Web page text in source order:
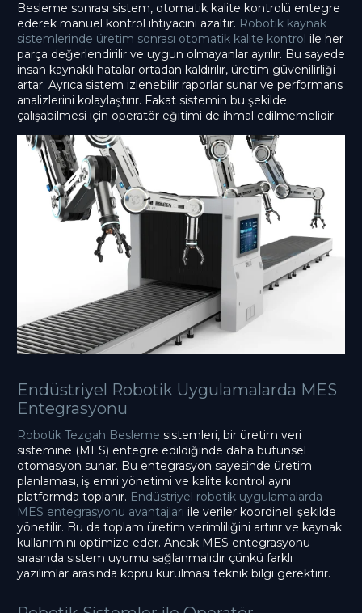
Besleme sonrası sistem, otomatik kalite kontrolü entegre
ederek manuel kontrol ihtiyacını azaltır. Robotik kaynak
sistemlerinde üretim sonrası otomatik kalite kontrol ile her
parça değerlendirilir ve uygun olmayanlar ayrılır. Bu sayede
insan kaynaklı hatalar ortadan kaldırılır, üretim güvenilirliği
artar. Ayrıca sistem izlenebilir raporlar sunar ve performans
analizlerini kolaylaştırır. Fakat sistemin bu şekilde
çalışabilmesi için operatör eğitimi de ihmal edilmemelidir.
Endüstriyel Robotik Uygulamalarda MES
Entegrasyonu
Robotik Tezgah Besleme sistemleri, bir üretim veri
sistemine (MES) entegre edildiğinde daha bütünsel
otomasyon sunar. Bu entegrasyon sayesinde üretim
planlaması, iş emri yönetimi ve kalite kontrol aynı
platformda toplanır. Endüstriyel robotik uygulamalarda
MES entegrasyonu avantajları ile veriler koordineli şekilde
yönetilir. Bu da toplam üretim verimliliğini artırır ve kaynak
kullanımını optimize eder. Ancak MES entegrasyonu
sırasında sistem uyumu sağlanmalıdır çünkü farklı
yazılımlar arasında köprü kurulması teknik bilgi gerektirir.